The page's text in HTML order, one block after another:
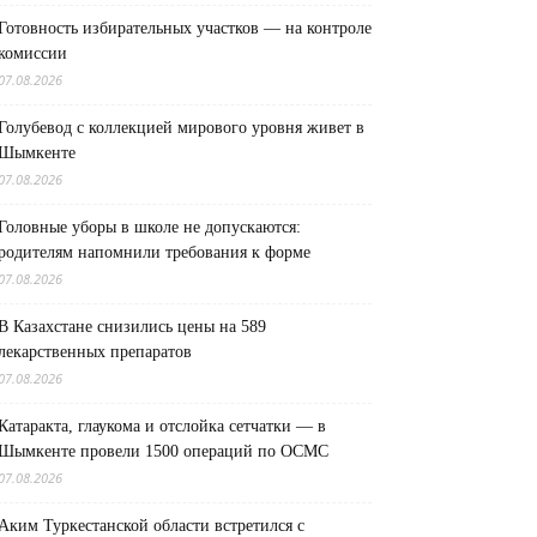
избирательных участков — на контроле
с коллекцией мирового уровня живет в
уборы в школе не допускаются:
напомнили требования к форме
Казахстане снизились цены на 589
препаратов
глаукома и отслойка сетчатки — в
провели 1500 операций по ОСМС
Туркестанской области встретился с